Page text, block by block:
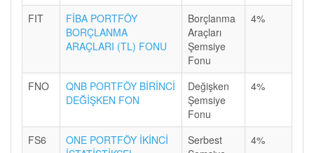
FIT
FİBA PORTFÖY
BORÇLANMA
ARAÇLARI (TL) FONU
Borçlanma
Araçları
Şemsiye
Fonu
4%
FNO
QNB PORTFÖY BİRİNCİ
DEĞİŞKEN FON
Değişken
Şemsiye
Fonu
4%
FS6
ONE PORTFÖY İKİNCİ
Serbest
4%